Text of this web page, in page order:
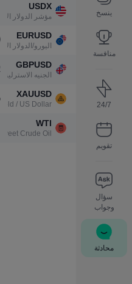
ينسخ
منافسة
24/7
تقويم
سؤال
وجواب
محادثة
USDX
مؤشر الدولار
EURUSD
اليورو/الدولار
GBPUSD
الجنيه
XAUUSD
Gold / US Dollar
WTI
Crude Oil